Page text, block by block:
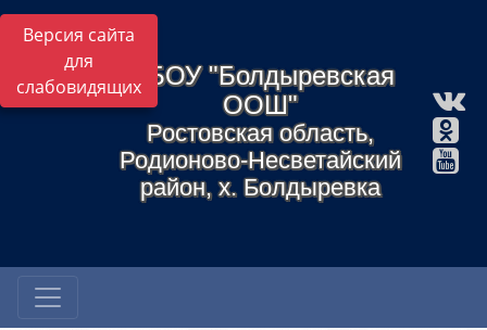
Версия сайта
для
слабовидящихМБОУ "Болдыревская
ООШ"
Ростовская область,
Родионово-Несветайский
район, х. Болдыревка